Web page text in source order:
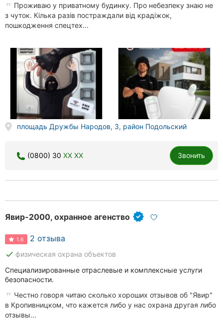
Проживаю у приватному будинку. Про небезпеку знаю не
з чуток. Кілька разів постраждали від крадіжок,
пошкодження спецтех...
площадь Дружбы Народов, 3, район Подольский
(0800) 30 XX XX Звонить
Явир-2000, охранное агенство
1.6 2 отзыва
done физическая охрана объектов
Специализированные отраслевые и комплексные услуги
безопасности.
Честно говоря читаю сколько хороших отзывов об "Явир"
в Кропивницком, что кажется либо у нас охрана другая либо
отзывы...